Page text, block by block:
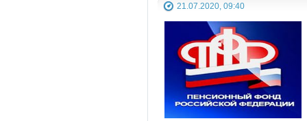
21.07.2020, 09:40